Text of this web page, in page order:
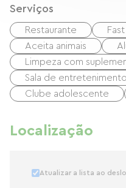
Serviços
Restaurante
Aceita animais
Limpeza com
Sala de entretenimento
Clube adolescente
Localização
Atualizar a lista ao